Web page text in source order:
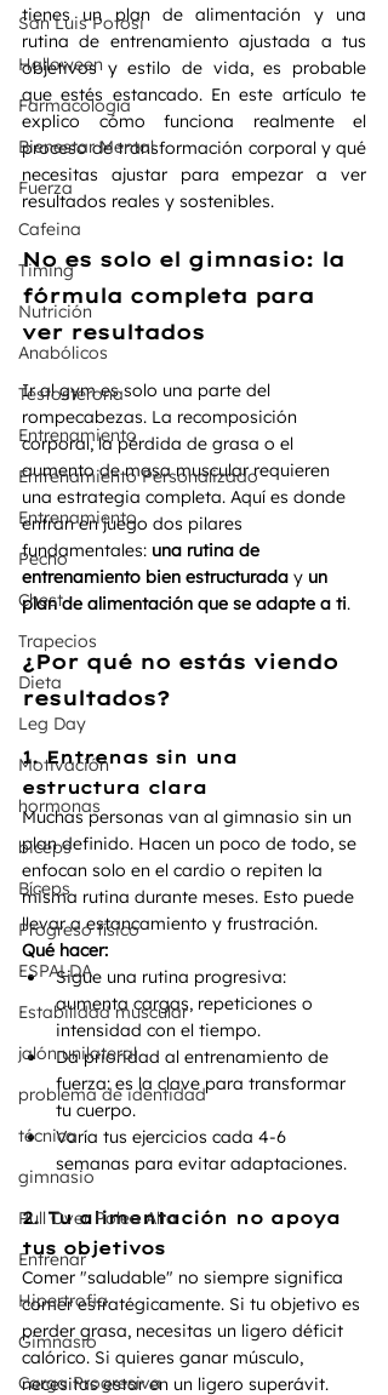
San Luis Potosi
Halloween
Farmacología
Bienestar Mental
Fuerza
Cafeina
Timing
Nutrición
Anabólicos
Testosterona
Entrenamiento
Entrenamiento Personalizado
Entrenamiento
Pecho
Chest
Trapecios
Dieta
Leg Day
Motivación
hormonas
biceps
Bíceps
Progreso físico
ESPALDA
Estabilidad muscular
jalón unilateral
problema de identidad
técnica
gimnasio
Pull Over Polea Alta
Entrenar
Hipertrofia
Gimnasio
Carga Progresiva
tienes un plan de alimentación y una
rutina de entrenamiento ajustada a tus
objetivos y estilo de vida, es probable
que estés estancado. En este artículo te
explico cómo funciona realmente el
proceso de transformación corporal y qué
necesitas ajustar para empezar a ver
resultados reales y sostenibles.
No es solo el gimnasio: la
fórmula completa para
ver resultados
Ir al gym es solo una parte del
rompecabezas. La recomposición
corporal, la pérdida de grasa o el
aumento de masa muscular requieren
una estrategia completa. Aquí es donde
entran en juego dos pilares
fundamentales: una rutina de
entrenamiento bien estructurada y un
plan de alimentación que se adapte a ti.
¿Por qué no estás viendo
resultados?
1. Entrenas sin una
estructura clara
Muchas personas van al gimnasio sin un
plan definido. Hacen un poco de todo, se
enfocan solo en el cardio o repiten la
misma rutina durante meses. Esto puede
llevar a estancamiento y frustración.
Qué hacer:
Sigue una rutina progresiva:
aumenta cargas, repeticiones o
intensidad con el tiempo.
Da prioridad al entrenamiento de
fuerza: es la clave para transformar
tu cuerpo.
Varía tus ejercicios cada 4-6
semanas para evitar adaptaciones.
2. Tu alimentación no apoya
tus objetivos
Comer "saludable" no siempre significa
comer estratégicamente. Si tu objetivo es
perder grasa, necesitas un ligero déficit
calórico. Si quieres ganar músculo,
necesitas estar en un ligero superávit.